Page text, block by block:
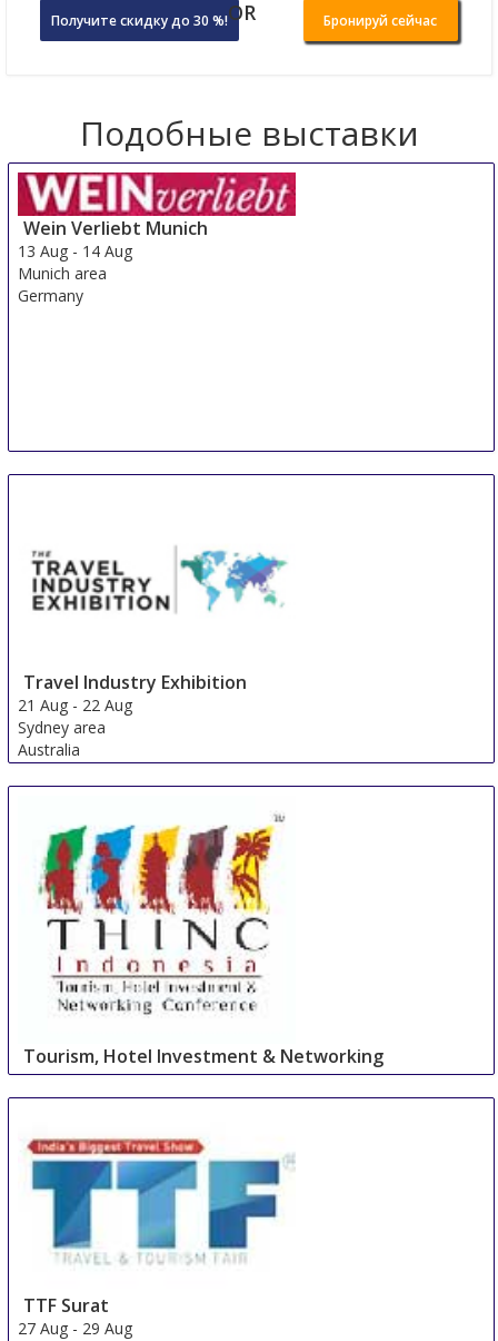
Получите скидку до 30 %!OR Бронируй сейчас
Подобные выставки
Wein Verliebt Munich
13 Aug - 14 Aug
Munich area
Germany
Travel Industry Exhibition
21 Aug - 22 Aug
Sydney area
Australia
Tourism, Hotel Investment & Networking
Conference
27 Aug-27 Aug
South Africa
TTF Surat
27 Aug - 29 Aug